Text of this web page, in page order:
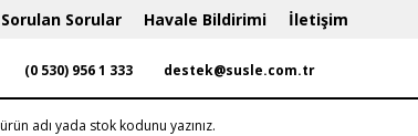
Sorulan Sorular Havale Bildirimi İletişim
(0 530) 956 1 333 destek@susle.com.tr